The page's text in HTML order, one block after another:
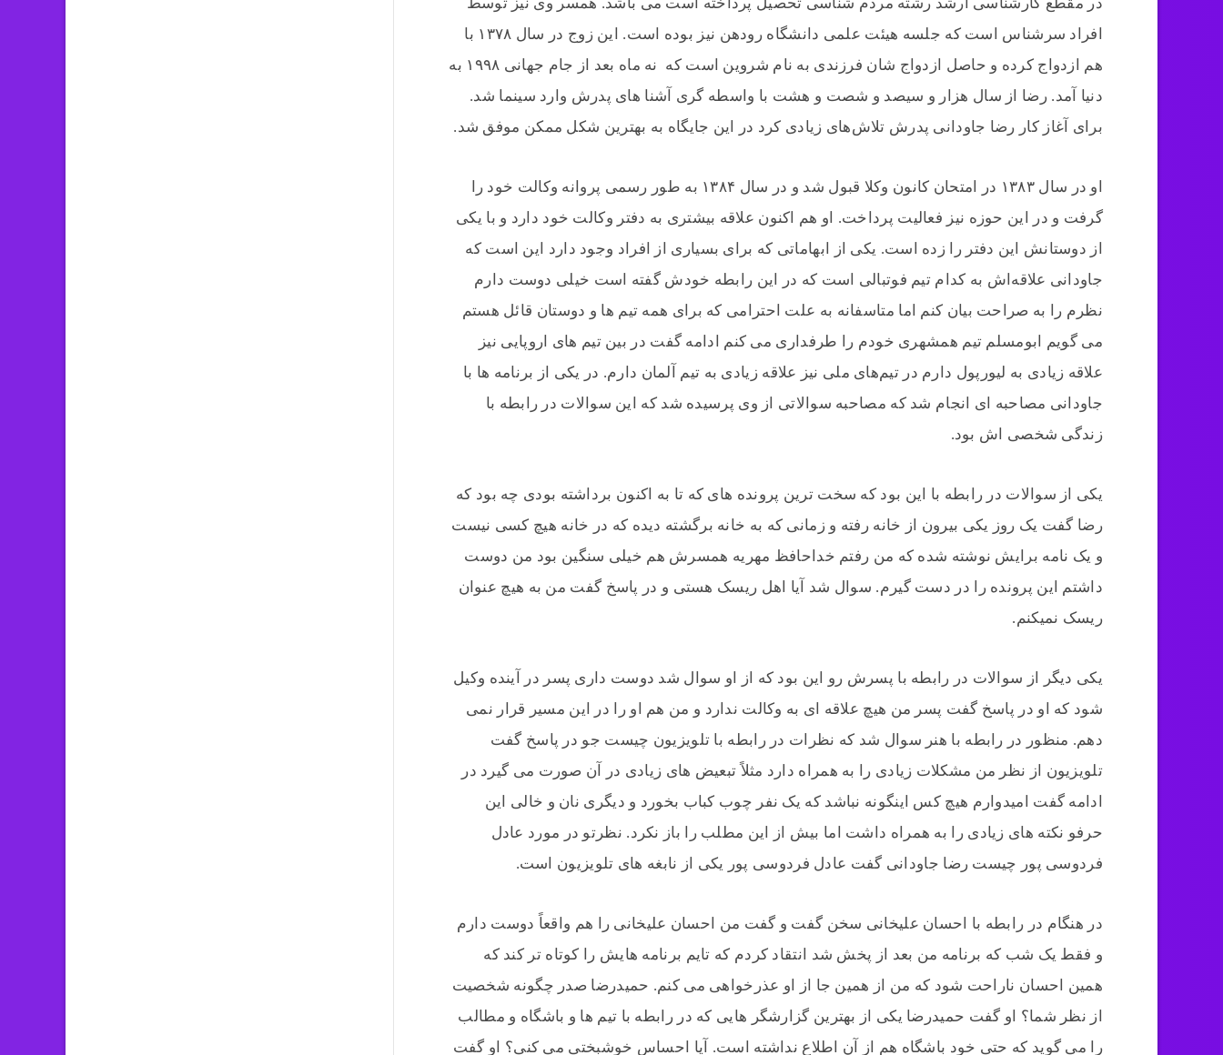
افراد سرشناس است که جلسه هیئت علمی دانشگاه رودهن نیز بوده است. این زوج در سال ۱۳۷۸ با
هم ازدواج کرده و حاصل ازدواج شان فرزندی به نام شروین است که ‌ نه ماه بعد از جام جهانی ۱۹۹۸ به
دنیا آمد. رضا از سال هزار و سیصد و شصت و هشت با واسطه گری آشنا های پدرش وارد سینما شد.
برای آغاز کار رضا جاودانی پدرش تلاش‌های زیادی کرد در این جایگاه به بهترین شکل ممکن موفق شد.
او در سال ۱۳۸۳ در امتحان کانون وکلا قبول شد و در سال ۱۳۸۴ به طور رسمی پروانه وکالت خود را
گرفت و در این حوزه نیز فعالیت پرداخت. او هم اکنون علاقه بیشتری به دفتر وکالت خود دارد و با یکی
از دوستانش این دفتر را زده است. یکی از ابهاماتی که برای بسیاری از افراد وجود دارد این است که
جاودانی علاقه‌اش به کدام تیم فوتبالی است که در این رابطه خودش گفته است خیلی دوست دارم
نظرم را به صراحت بیان کنم اما متاسفانه به علت احترامی که برای همه تیم ها و دوستان قائل هستم
می گویم ابومسلم تیم همشهری خودم را طرفداری می کنم ادامه گفت در بین تیم های اروپایی نیز
علاقه زیادی به لیورپول دارم در تیم‌های ملی نیز علاقه زیادی به تیم آلمان دارم. در یکی از برنامه ها با
جاودانی مصاحبه ای انجام شد که مصاحبه سوالاتی از وی پرسیده شد که این سوالات در رابطه با
زندگی شخصی اش بود.
یکی از سوالات در رابطه با این بود که سخت ترین پرونده های که تا به اکنون برداشته بودی چه بود که
رضا گفت یک روز یکی بیرون از خانه رفته و زمانی که به خانه برگشته دیده که در خانه هیچ کسی نیست
و یک نامه برایش نوشته شده که من رفتم خداحافظ مهریه همسرش هم خیلی سنگین بود من دوست
داشتم این پرونده را در دست گیرم. سوال شد آیا اهل ریسک هستی و در پاسخ گفت من به هیچ عنوان
ریسک نمیکنم.
یکی دیگر از سوالات در رابطه با پسرش رو این بود که از او سوال شد دوست داری پسر در آینده وکیل
شود که او در پاسخ گفت پسر من هیچ علاقه ای به وکالت ندارد و من هم او را در این مسیر قرار نمی
دهم. منظور در رابطه با هنر سوال شد که نظرات در رابطه با تلویزیون چیست جو در پاسخ گفت
تلویزیون از نظر من مشکلات زیادی را به همراه دارد مثلاً تبعیض های زیادی در آن صورت می گیرد در
ادامه گفت امیدوارم هیچ کس اینگونه نباشد که یک نفر چوب کباب بخورد و دیگری نان و خالی این
حرفو نکته های زیادی را به همراه داشت اما بیش از این مطلب را باز نکرد. نظرتو در مورد عادل
فردوسی پور چیست رضا جاودانی گفت عادل فردوسی پور یکی از نابغه های تلویزیون است.
در هنگام در رابطه با احسان علیخانی سخن گفت و گفت من احسان علیخانی را هم واقعاً دوست دارم
و فقط یک شب که برنامه من بعد از پخش شد انتقاد کردم که تایم برنامه هایش را کوتاه تر کند که
همین احسان ناراحت شود که من از همین جا از او عذرخواهی می کنم. حمیدرضا صدر چگونه شخصیت
از نظر شما؟ او گفت حمیدرضا یکی از بهترین گزارشگر هایی که در رابطه با تیم ها و باشگاه و مطالب
را می گوید که حتی خود باشگاه هم از آن اطلاع نداشته است. آیا احساس خوشبختی می کنی؟ او گفت